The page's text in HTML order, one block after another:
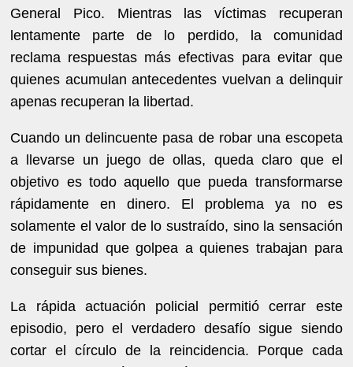
General Pico. Mientras las víctimas recuperan
lentamente parte de lo perdido, la comunidad
reclama respuestas más efectivas para evitar que
quienes acumulan antecedentes vuelvan a delinquir
apenas recuperan la libertad.
Cuando un delincuente pasa de robar una escopeta
a llevarse un juego de ollas, queda claro que el
objetivo es todo aquello que pueda transformarse
rápidamente en dinero. El problema ya no es
solamente el valor de lo sustraído, sino la sensación
de impunidad que golpea a quienes trabajan para
conseguir sus bienes.
La rápida actuación policial permitió cerrar este
episodio, pero el verdadero desafío sigue siendo
cortar el círculo de la reincidencia. Porque cada